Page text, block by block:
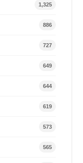
1,325
886
727
649
644
619
573
565